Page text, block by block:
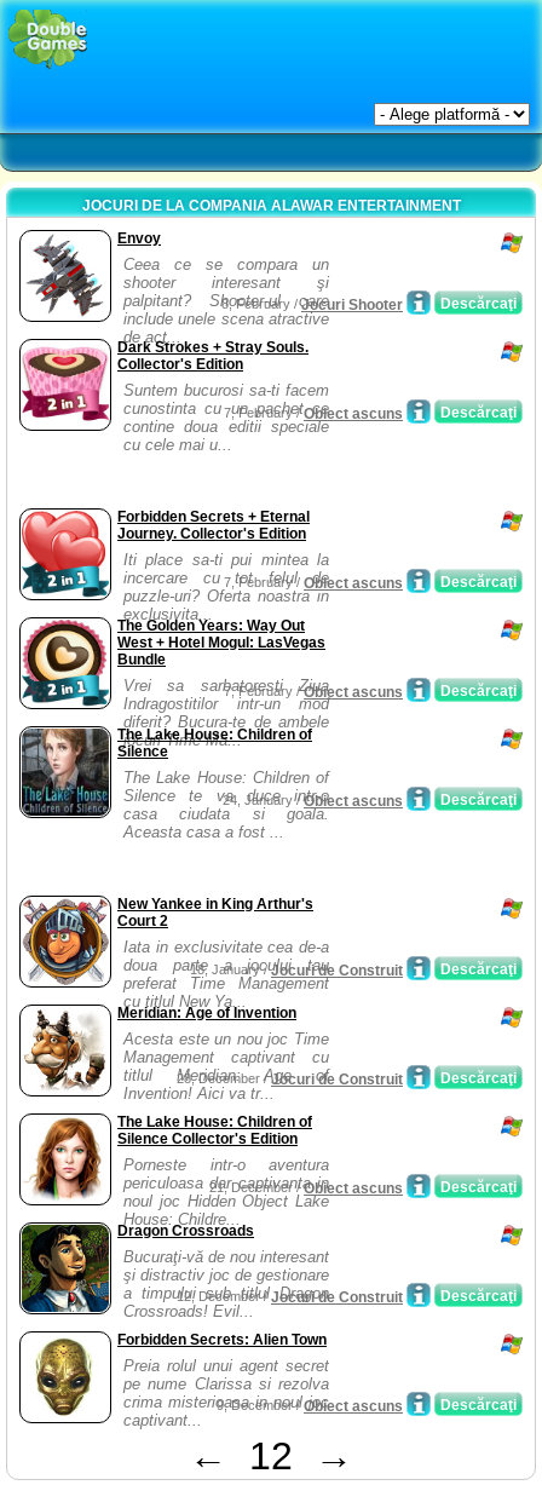
JOCURI DE LA COMPANIA ALAWAR ENTERTAINMENT
Envoy
Ceea ce se compara un
shooter interesant şi
palpitant? Shooter-ul care
include unele scena atractive
de acţ...
Descărcaţi
8, February /Jocuri Shooter
Dark Strokes + Stray Souls.
Collector's Edition
Suntem bucurosi sa-ti facem
cunostinta cu un pachet ce
contine doua editii speciale
cu cele mai u...
Descărcaţi
7, February /Obiect ascuns
Forbidden Secrets + Eternal
Journey. Collector's Edition
Iti place sa-ti pui mintea la
incercare cu tot felul de
puzzle-uri? Oferta noastra in
exclusivita...
Descărcaţi
7, February / Obiect ascuns
The Golden Years: Way Out
West + Hotel Mogul: LasVegas
Bundle
Vrei sa sarbatoresti Ziua
Indragostitilor intr-un mod
diferit? Bucura-te de ambele
jocuri Time Ma...
Descărcaţi
7, February /Obiect ascuns
The Lake House: Children of
Silence
The Lake House: Children of
Silence te va duce intr-o
casa ciudata si goala.
Aceasta casa a fost ...
Descărcaţi
24, January /Obiect ascuns
New Yankee in King Arthur's
Court 2
Iata in exclusivitate cea de-a
doua parte a jocului tau
preferat Time Management
cu titlul New Ya...
Descărcaţi
18, January /Jocuri de Construit
Meridian: Age of Invention
Acesta este un nou joc Time
Management captivant cu
titlul Meridian: Age of
Invention! Aici va tr...
Descărcaţi
28, December /Jocuri de Construit
The Lake House: Children of
Silence Collector's Edition
Porneste intr-o aventura
periculoasa dar captivanta in
noul joc Hidden Object Lake
House: Childre...
Descărcaţi
21, December /Obiect ascuns
Dragon Crossroads
Bucuraţi-vă de nou interesant
şi distractiv joc de gestionare
a timpului sub titlul Dragon
Crossroads! Evil...
Descărcaţi
12, December /Jocuri de Construit
Forbidden Secrets: Alien Town
Preia rolul unui agent secret
pe nume Clarissa si rezolva
crima misterioasa in noul joc
captivant...
Descărcaţi
9, December /Obiect ascuns
← 12 →